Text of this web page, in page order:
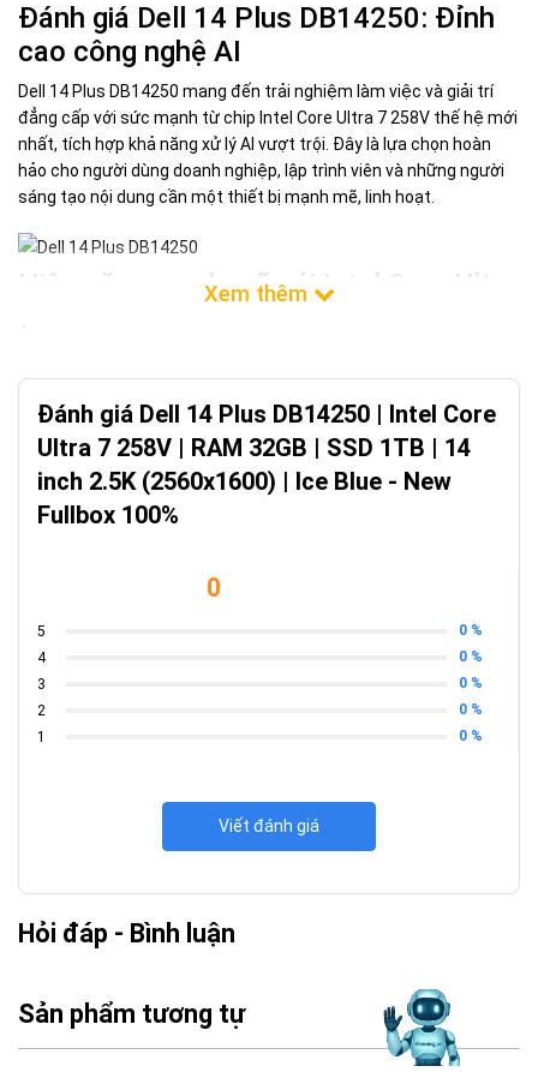
Đánh giá Dell 14 Plus DB14250: Đỉnh
cao công nghệ AI
Dell 14 Plus DB14250 mang đến trải nghiệm làm việc và giải trí
đẳng cấp với sức mạnh từ chip Intel Core Ultra 7 258V thế hệ mới
nhất, tích hợp khả năng xử lý AI vượt trội. Đây là lựa chọn hoàn
hảo cho người dùng doanh nghiệp, lập trình viên và những người
sáng tạo nội dung cần một thiết bị mạnh mẽ, linh hoạt.
Hiệu năng mạnh mẽ với Intel Core Ultra
7
hiệu suất đa nhiệm ấn tượng. RAM 32GB LPDDR5x 8533MT/s
đảm bảo các tác vụ nặng chạy mượt mà. SSD 1TB mang lại
không gian lưu trữ rộng lớn và tốc độ truy xuất dữ liệu siêu tốc.
Màn hình 2.5K sắc nét
Màn hình 14 inch độ phân giải 2.5K (2560x1600) với công nghệ
Công nghệ ComfortView Plus giúp bảo vệ mắt khi làm việc trong
Thông số kỹ thuật chi tiết
Đánh giá Dell 14 Plus DB14250 | Intel Core
Ultra 7 258V | RAM 32GB | SSD 1TB | 14
inch 2.5K (2560x1600) | Ice Blue - New
Fullbox 100%
0
5
0 %
4
0 %
3
0 %
2
0 %
1
0 %
Viết đánh giá
Hỏi đáp - Bình luận
Sản phẩm tương tự